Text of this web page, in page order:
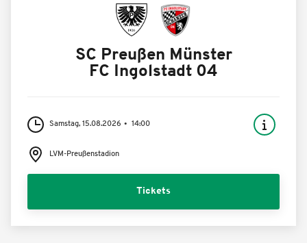
SC Preußen Münster
FC Ingolstadt 04
Samstag, 15.08.2026 14:00
LVM-Preußenstadion
Tickets